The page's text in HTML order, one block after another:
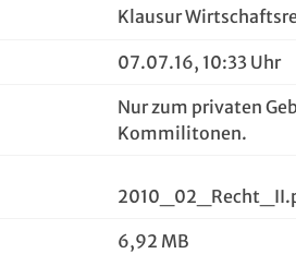
Klausur
07.07.16, 10:33 Uhr
Nur zum privaten
Kommilitonen.
6,92 MB